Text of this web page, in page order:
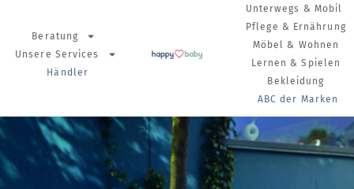
Beratung
Unsere Services
Händler
Unterwegs & Mobil
Pflege & Ernährung
Möbel & Wohnen
Lernen & Spielen
Bekleidung
ABC der Marken